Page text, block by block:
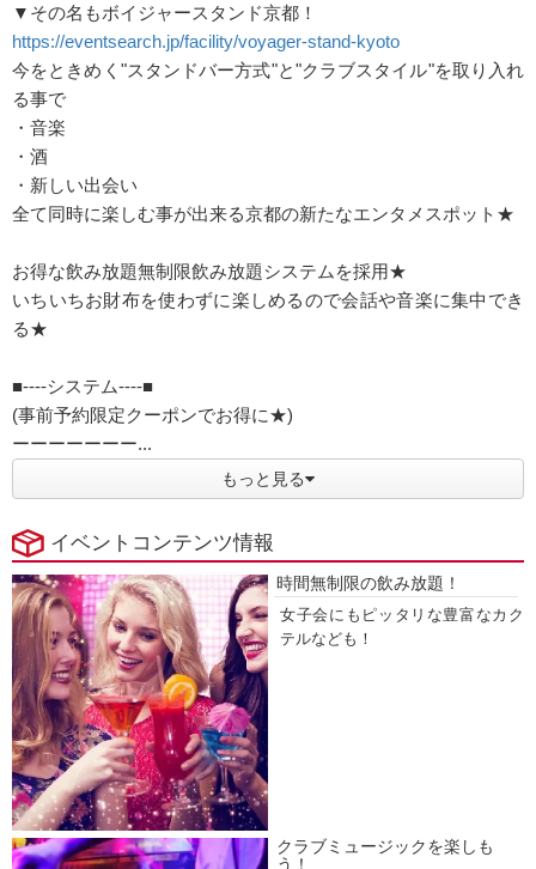
▼その名もボイジャースタンド京都！
https://eventsearch.jp/facility/voyager-stand-kyoto
今をときめく"スタンドバー方式"と"クラブスタイル"を取り入れ
る事で
・音楽
・酒
・新しい出会い
全て同時に楽しむ事が出来る京都の新たなエンタメスポット★
お得な飲み放題無制限飲み放題システムを採用★
いちいちお財布を使わずに楽しめるので会話や音楽に集中でき
る★
■----システム----■
(事前予約限定クーポンでお得に★)
ーーーーーーー...
もっと見る
イベントコンテンツ情報
時間無制限の飲み放題！
女子会にもピッタリな豊富なカク
テルなども！
クラブミュージックを楽しも
う！